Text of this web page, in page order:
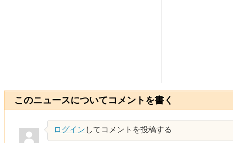
このニュースについてコメントを書く
ログイン してコメントを投稿する